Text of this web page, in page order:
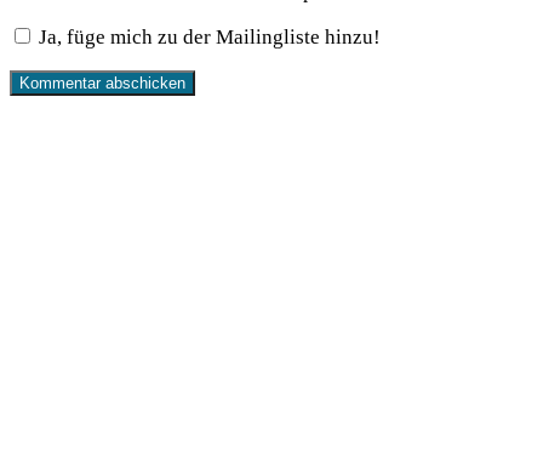
Ja, füge mich zu der Mailingliste hinzu!